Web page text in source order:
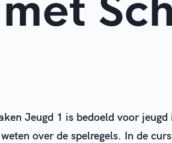
Jeugd 1 is bedoeld voor
over de spelregels. In de